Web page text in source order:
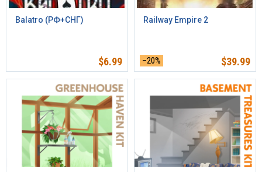
Balatro (РФ+СНГ)
$6.99
Railway Empire 2
–20% $39.99